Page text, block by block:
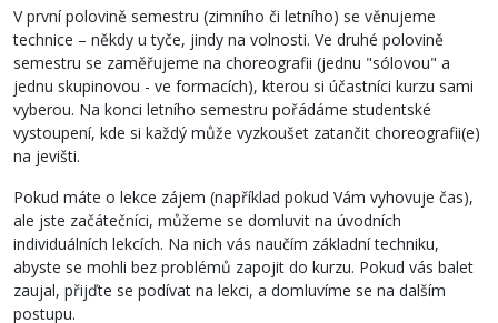
V první polovině semestru (zimního či letního) se věnujeme
technice – někdy u tyče, jindy na volnosti. Ve druhé polovině
semestru se zaměřujeme na choreografii (jednu "sólovou" a
jednu skupinovou - ve formacích), kterou si účastníci kurzu sami
vyberou. Na konci letního semestru pořádáme studentské
vystoupení, kde si každý může vyzkoušet zatančit choreografii(e)
na jevišti.
Pokud máte o lekce zájem (například pokud Vám vyhovuje čas),
ale jste začátečníci, můžeme se domluvit na úvodních
individuálních lekcích. Na nich vás naučím základní techniku,
abyste se mohli bez problémů zapojit do kurzu. Pokud vás balet
zaujal, přijďte se podívat na lekci, a domluvíme se na dalším
postupu.